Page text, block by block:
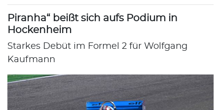
Piranha“ beißt sich aufs Podium in
Hockenheim
Starkes Debüt im Formel 2 für Wolfgang
Kaufmann